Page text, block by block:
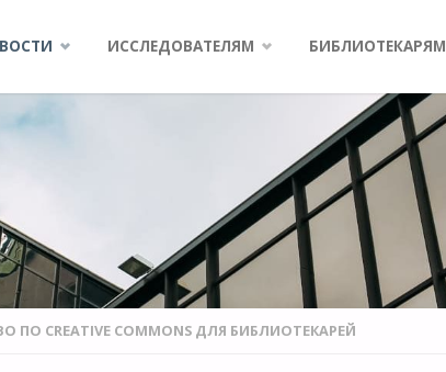
ИССЛЕДОВАТЕЛЯМ БИБЛИОТЕКАРЯМ
ПО CREATIVE COMMONS ДЛЯ БИБЛИОТЕКАРЕЙ